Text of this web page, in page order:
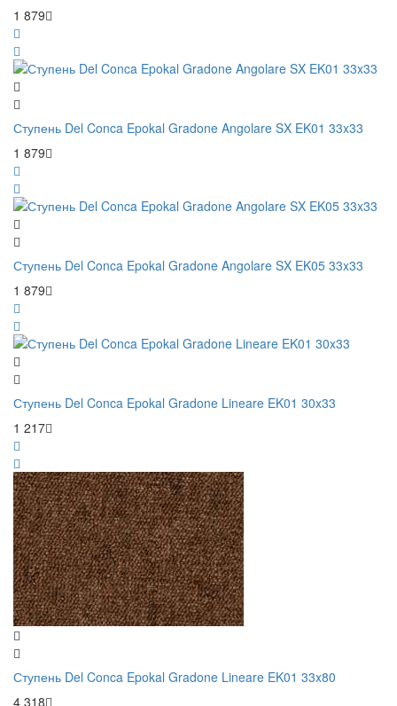
1 879
Ступень Del Conca Epokal Gradone Angolare SX EK01 33x33
1 879
Ступень Del Conca Epokal Gradone Angolare SX EK05 33x33
1 879
Ступень Del Conca Epokal Gradone Lineare EK01 30x33
1 217
Ступень Del Conca Epokal Gradone Lineare EK01 33x80
4 318